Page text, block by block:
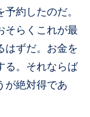
約したのだ。
そらくこれが最
はずだ。お金を
る。それならば
が絶対得であ